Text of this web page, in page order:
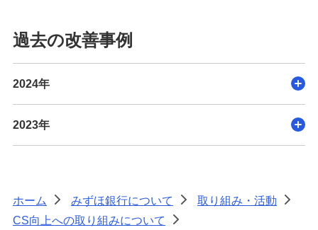
過去の改善事例
2024年
2023年
ホーム > みずほ銀行について > 取り組み・活動
>
CS向上への取り組みについて
>